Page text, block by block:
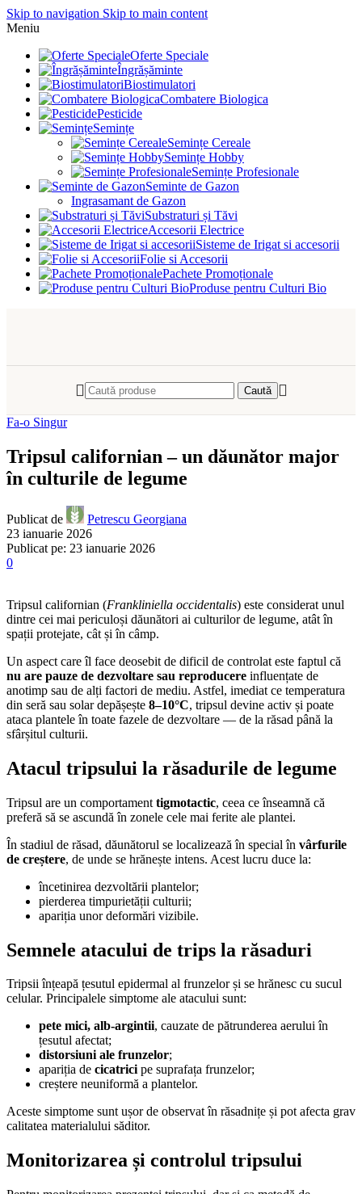
Skip to navigation Skip to main content
Meniu
Oferte Speciale
Îngrășăminte
Biostimulatori
Combatere Biologica
Pesticide
Semințe
Semințe Cereale
Semințe Hobby
Semințe Profesionale
Seminte de Gazon
Ingrasamant de Gazon
Substraturi și Tăvi
Accesorii Electrice
Sisteme de Irigat si accesorii
Folie si Accesorii
Pachete Promoționale
Produse pentru Culturi Bio
Caută
Fa-o Singur
Tripsul californian – un dăunător major
în culturile de legume
Publicat de
Petrescu Georgiana
23 ianuarie 2026
Publicat pe: 23 ianuarie 2026
0
Tripsul californian (Frankliniella occidentalis) este considerat unul
dintre cei mai periculoși dăunători ai culturilor de legume, atât în
spații protejate, cât și în câmp.
Un aspect care îl face deosebit de dificil de controlat este faptul că
nu are pauze de dezvoltare sau reproducere influențate de
anotimp sau de alți factori de mediu. Astfel, imediat ce temperatura
din seră sau solar depășește 8–10°C, tripsul devine activ și poate
ataca plantele în toate fazele de dezvoltare — de la răsad până la
sfârșitul culturii.
Atacul tripsului la răsadurile de legume
Tripsul are un comportament tigmotactic, ceea ce înseamnă că
preferă să se ascundă în zonele cele mai ferite ale plantei.
În stadiul de răsad, dăunătorul se localizează în special în vârfurile
de creștere, de unde se hrănește intens. Acest lucru duce la:
încetinirea dezvoltării plantelor;
pierderea timpurietății culturii;
apariția unor deformări vizibile.
Semnele atacului de trips la răsaduri
Tripsii înțeapă țesutul epidermal al frunzelor și se hrănesc cu sucul
celular. Principalele simptome ale atacului sunt:
pete mici, alb-argintii, cauzate de pătrunderea aerului în
țesutul afectat;
distorsiuni ale frunzelor;
apariția de cicatricipe suprafața frunzelor;
creștere neuniformă a plantelor.
Aceste simptome sunt ușor de observat în răsadnițe și pot afecta grav
calitatea materialului săditor.
Monitorizarea și controlul tripsului